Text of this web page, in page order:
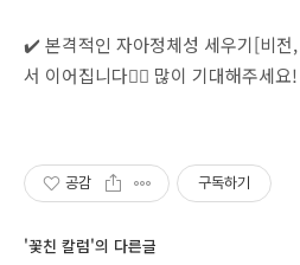
✔️ 본격적인 자아정체성 세우기[비전
서 이어집니다✌🏻 많이 기대해주세요!
공감 구독하기
'꽃친 칼럼'의 다른글